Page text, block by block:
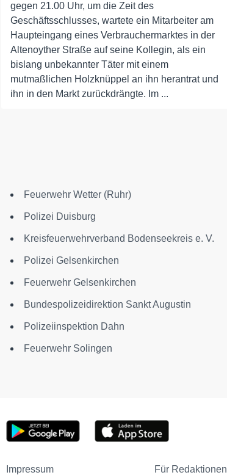
gegen 21.00 Uhr, um die Zeit des
Geschäftsschlusses, wartete ein Mitarbeiter am
Haupteingang eines Verbrauchermarktes in der
Altenoyther Straße auf seine Kollegin, als ein
bislang unbekannter Täter mit einem
mutmaßlichen Holzknüppel an ihn herantrat und
ihn in den Markt zurückdrängte. Im ...
Feuerwehr Wetter (Ruhr)
Polizei Duisburg
Kreisfeuerwehrverband Bodenseekreis e. V.
Polizei Gelsenkirchen
Feuerwehr Gelsenkirchen
Bundespolizeidirektion Sankt Augustin
Polizeiinspektion Dahn
Feuerwehr Solingen
Impressum Für Redaktionen